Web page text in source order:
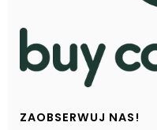
ZAOBSERWUJ NAS!